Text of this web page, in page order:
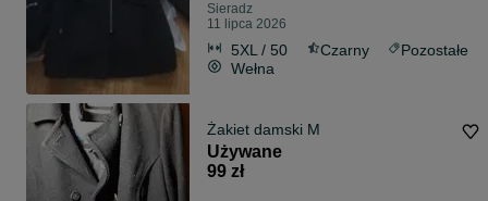
Sieradz
11 lipca 2026
5XL / 50 Czarny
Pozostałe
Wełna
Żakiet damski M
Używane
99 zł